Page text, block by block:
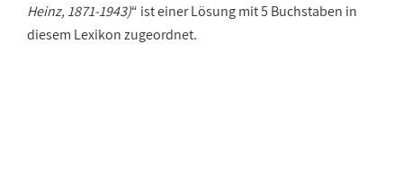
Heinz, 1871-1943)“ ist einer Lösung mit 5 Buchstaben in
diesem Lexikon zugeordnet.